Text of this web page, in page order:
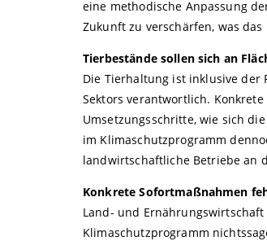
eine methodische Anpassung
Zukunft zu verschärfen, was
Tierbestände sollen sich an
Die Tierhaltung ist inklusive der
Sektors verantwortlich.
Umsetzungsschritte, wie sich
im Klimaschutzprogramm
landwirtschaftliche Betriebe an
Konkrete Sofortmaßnahmen
Land- und
Klimaschutzprogramm